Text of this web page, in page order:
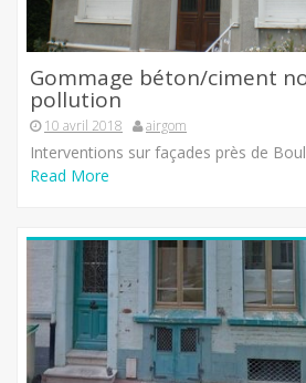
Gommage béton/ciment
pollution
10 avril 2018 airgom
Interventions sur façades près de
Read More